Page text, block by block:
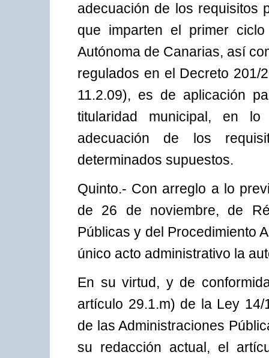
adecuación de los requisitos
que imparten el primer
Autónoma de Canarias, así
regulados en el Decreto 201/
11.2.09), es de aplicación
titularidad municipal, en
adecuación de los
determinados supuestos.
Quinto.- Con arreglo a lo
de 26 de noviembre, de
Públicas y del Procedimiento
único acto administrativo la
En su virtud, y de
artículo 29.1.m) de la Ley
de las Administraciones
su redacción actual, el